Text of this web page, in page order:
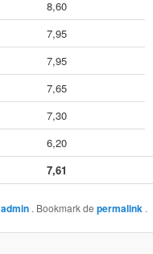
8,60
7,95
7,95
7,65
7,30
6,20
7,61
admin . Bookmark de permalink .